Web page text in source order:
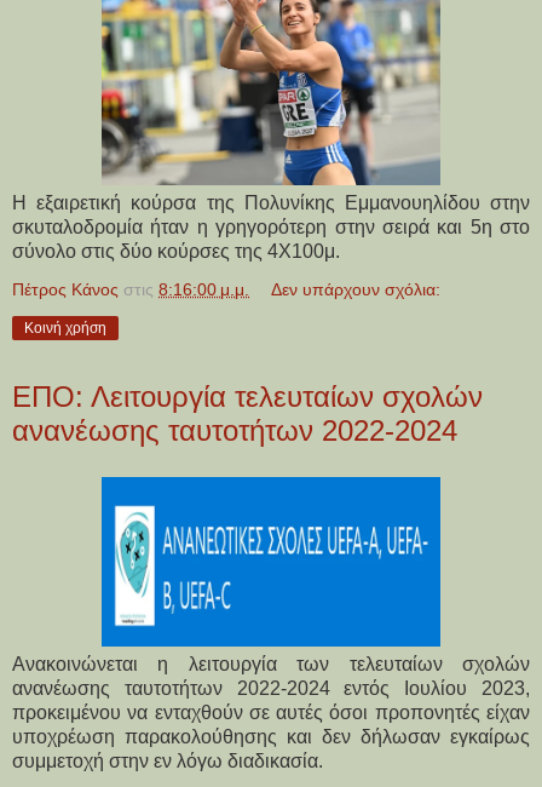
Η εξαιρετική κούρσα της Πολυνίκης Εμμανουηλίδου στην
σκυταλοδρομία ήταν η γρηγορότερη στην σειρά και 5η στο
σύνολο στις δύο κούρσες της 4Χ100μ.
Πέτρος Κάνος στις 8:16:00 μ.μ. Δεν υπάρχουν σχόλια:
Κοινή χρήση
ΕΠΟ: Λειτουργία τελευταίων σχολών
ανανέωσης ταυτοτήτων 2022-2024
Ανακοινώνεται η λειτουργία των τελευταίων σχολών
ανανέωσης ταυτοτήτων 2022-2024 εντός Ιουλίου 2023,
προκειμένου να ενταχθούν σε αυτές όσοι προπονητές είχαν
υποχρέωση παρακολούθησης και δεν δήλωσαν εγκαίρως
συμμετοχή στην εν λόγω διαδικασία.